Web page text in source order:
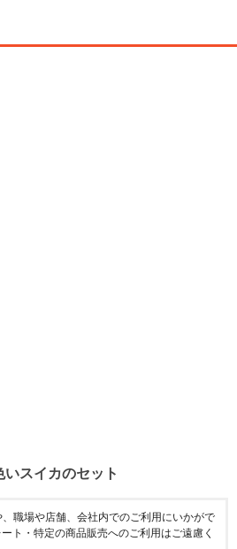
スイカのセット
、職場や店舗、会社内でのご利用にいかがで
ト・特定の商品販売へのご利用はご遠慮く